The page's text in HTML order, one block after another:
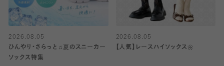
2026.08.05
ひんやり・さらっと♫夏のスニーカー
ソックス特集
2026.08.05
【人気】レースハイソックス🌼